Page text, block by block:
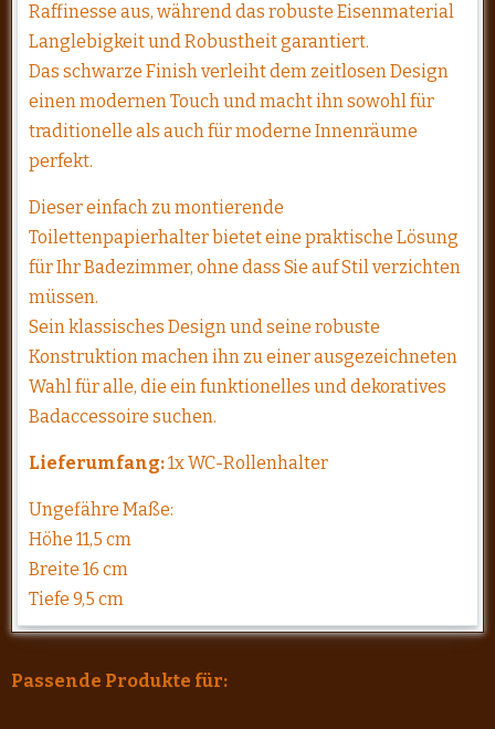
Raffinesse aus, während das robuste Eisenmaterial
Langlebigkeit und Robustheit garantiert.
Das schwarze Finish verleiht dem zeitlosen Design
einen modernen Touch und macht ihn sowohl für
traditionelle als auch für moderne Innenräume
perfekt.
Dieser einfach zu montierende
Toilettenpapierhalter bietet eine praktische Lösung
für Ihr Badezimmer, ohne dass Sie auf Stil verzichten
müssen.
Sein klassisches Design und seine robuste
Konstruktion machen ihn zu einer ausgezeichneten
Wahl für alle, die ein funktionelles und dekoratives
Badaccessoire suchen.
Lieferumfang:1x WC-Rollenhalter
Ungefähre Maße:
Höhe 11,5 cm
Breite 16 cm
Tiefe 9,5 cm
Passende Produkte für: